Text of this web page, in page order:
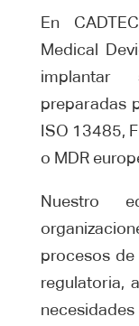
En
Medical
implantar
preparadas
ISO 13485,
o MDR
Nuestro
procesos
regulatoria,